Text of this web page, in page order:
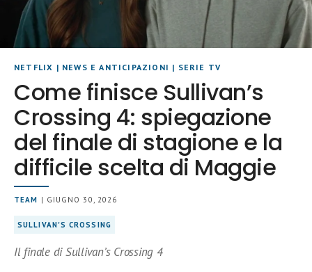
NETFLIX | NEWS E ANTICIPAZIONI | SERIE TV
Come finisce Sullivan’s
Crossing 4: spiegazione
del finale di stagione e la
difficile scelta di Maggie
TEAM | GIUGNO 30, 2026
SULLIVAN'S CROSSING
Il finale di Sullivan’s Crossing 4